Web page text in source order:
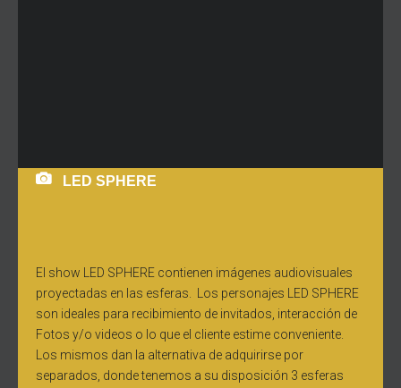
LED SPHERE
El show LED SPHERE contienen imágenes audiovisuales
proyectadas en las esferas. Los personajes LED SPHERE
son ideales para recibimiento de invitados, interacción de
Fotos y/o videos o lo que el cliente estime conveniente.
Los mismos dan la alternativa de adquirirse por
separados, donde tenemos a su disposición 3 esferas